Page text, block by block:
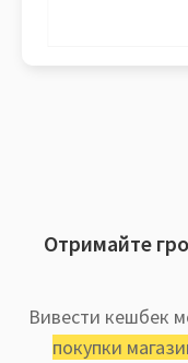
Отримайте
Вивести кешбек
покупки